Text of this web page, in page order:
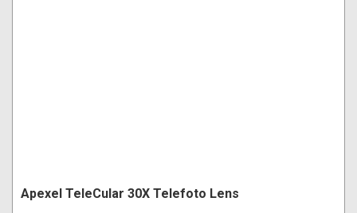
Apexel TeleCular 30X Telefoto Lens